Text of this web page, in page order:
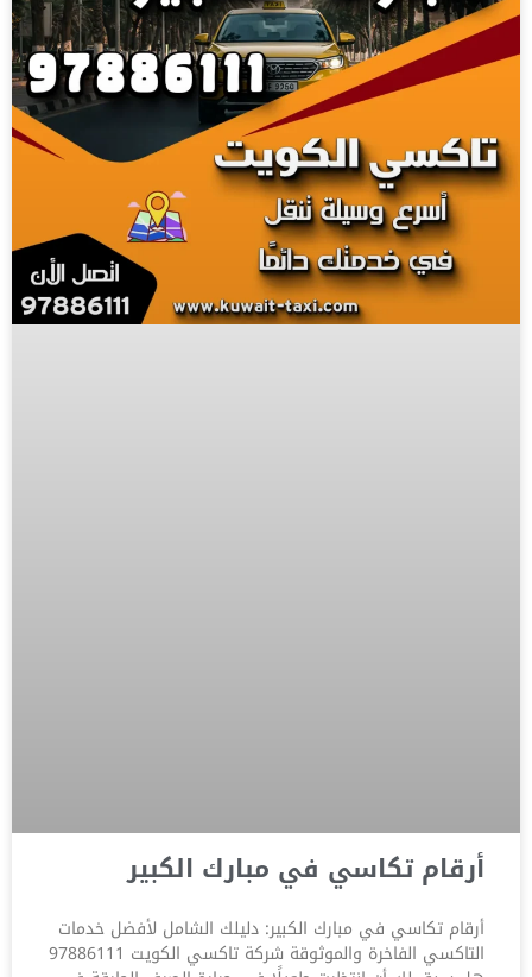
أرقام تكاسي في مبارك الكبير
أرقام تكاسي في مبارك الكبير: دليلك الشامل لأفضل خدمات
التاكسي الفاخرة والموثوقة شركة تاكسي الكويت 97886111